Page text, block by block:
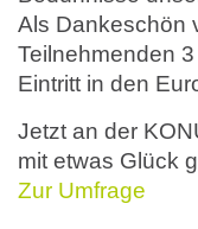
Als Dankeschön
Teilnehmenden
Eintritt in den
Jetzt an der
mit etwas Glück
Zur Umfrage